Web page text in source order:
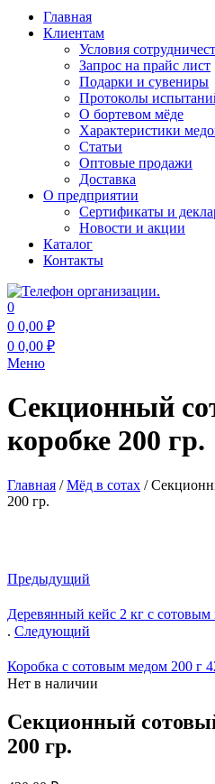
Главная
Клиентам
Условия
Запрос на прайс лист
Подарки и сувениры
Протоколы
О бортевом мёде
Характеристики
Статьи
Оптовые продажи
Доставка
О предприятии
Сертификаты и
Новости и акции
Каталог
Контакты
0
0 0,00 ₽
0 0,00 ₽
Меню
Секционный
коробке 200 гр.
Главная /Мёд в сотах /
200 гр.
Предыдущий
Деревянный кейс 2 кг с
. Следующий
Коробка с сотовым медом 200 г
Нет в наличии
Секционный
200 гр.